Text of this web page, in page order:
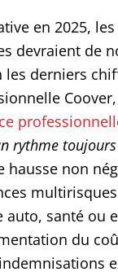
en 2025,
devraient de
les derniers
rythme
hausse non
santé ou
du